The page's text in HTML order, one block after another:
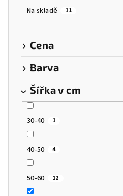
Na skladě 11
Cena
Barva
Šířka v cm
30-40 1
40-50 4
50-60 12